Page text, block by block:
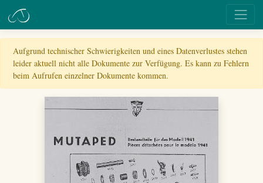
Aufgrund technischer Schwierigkeiten und eines Datenverlustes stehen
leider aktuell nicht alle Dokumente zur Verfügung. Es kann zu Fehlern
beim Aufrufen einzelner Dokumente kommen.